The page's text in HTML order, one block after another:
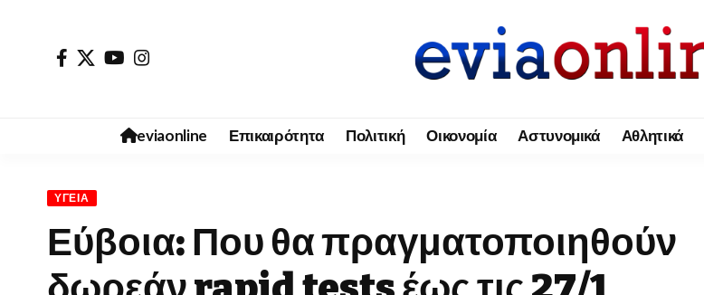
eviaonline Επικαιρότητα Πολιτική Οικονομία Αστυνομικά Αθλητικά
ΥΓΕΊΑ
Εύβοια: Που θα πραγματοποιηθούν